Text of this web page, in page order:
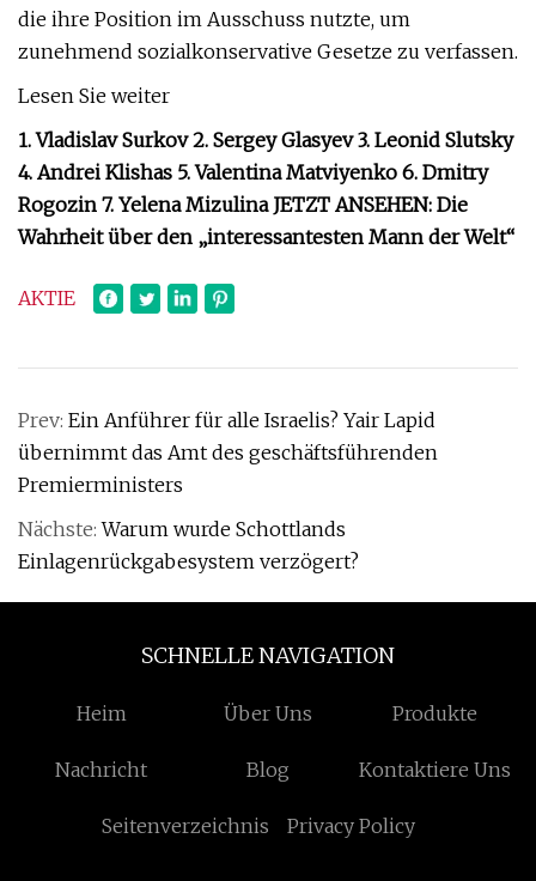
die ihre Position im Ausschuss nutzte, um
zunehmend sozialkonservative Gesetze zu verfassen.
Lesen Sie weiter
1. Vladislav Surkov 2. Sergey Glasyev 3. Leonid Slutsky
4. Andrei Klishas 5. Valentina Matviyenko 6. Dmitry
Rogozin 7. Yelena Mizulina JETZT ANSEHEN: Die
Wahrheit über den „interessantesten Mann der Welt“
AKTIE
Prev: Ein Anführer für alle Israelis? Yair Lapid
übernimmt das Amt des geschäftsführenden
Premierministers
Nächste:Warum wurde Schottlands
Einlagenrückgabesystem verzögert?
SCHNELLE NAVIGATION
Heim Über Uns Produkte
Nachricht Blog Kontaktiere Uns
Seitenverzeichnis Privacy Policy